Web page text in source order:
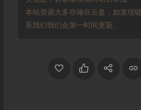
本站资源大多存储在云盘，如发现
系我们我们会第一时间更新。